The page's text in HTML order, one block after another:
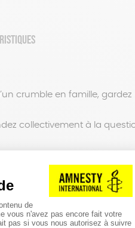
crumble en famille,
collectivement à la
qui devra confier ses
familiales…
unique en famille et